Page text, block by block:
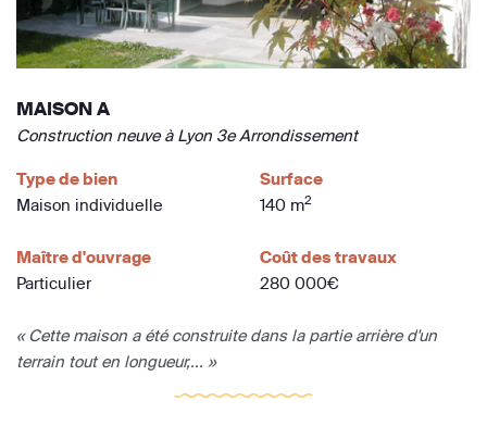
MAISON A
Construction neuve à Lyon 3e Arrondissement
Type de bien
Maison individuelle
Surface
140 m2
Maître d'ouvrage
Particulier
Coût des travaux
280 000€
« Cette maison a été construite dans la partie arrière d'un
terrain tout en longueur,... »